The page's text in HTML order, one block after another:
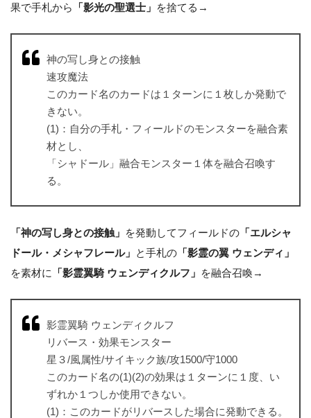
果で手札から
「影光の聖選士」 を捨てる→
神の写し身との接触
速攻魔法
このカード名のカードは１ターンに１枚しか発動で
きない。
(1)：自分の手札・フィールドのモンスターを融合素
材とし、
「シャドール」融合モンスター１体を融合召喚す
る。
「神の写し身との接触」 を発動してフィールドの 「エルシャ
ドール・メシャフレール」 と手札の 「影霊の翼 ウェンディ」
を素材に
「影霊翼騎 ウェンディクルフ」 を融合召喚→
影霊翼騎 ウェンディクルフ
リバース・効果モンスター
星３/風属性/サイキック族/攻1500/守1000
このカード名の(1)(2)の効果は１ターンに１度、い
ずれか１つしか使用できない。
(1)：このカードがリバースした場合に発動できる。